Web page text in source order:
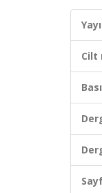
Cilt